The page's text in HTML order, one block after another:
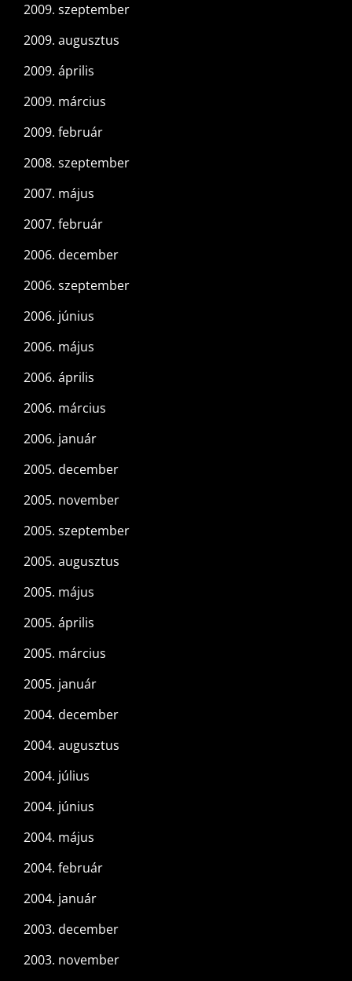
2009. szeptember
2009. augusztus
2009. április
2009. március
2009. február
2008. szeptember
2007. május
2007. február
2006. december
2006. szeptember
2006. június
2006. május
2006. április
2006. március
2006. január
2005. december
2005. november
2005. szeptember
2005. augusztus
2005. május
2005. április
2005. március
2005. január
2004. december
2004. augusztus
2004. július
2004. június
2004. május
2004. február
2004. január
2003. december
2003. november